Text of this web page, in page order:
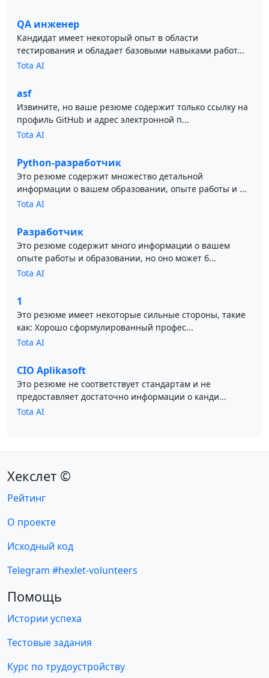
QA инженер
Кандидат имеет некоторый опыт в области
тестирования и обладает базовыми навыками работ...
Tota AI
asf
Извините, но ваше резюме содержит только ссылку на
профиль GitHub и адрес электронной п...
Tota AI
Python-разработчик
Это резюме содержит множество детальной
информации о вашем образовании, опыте работы и ...
Tota AI
Разработчик
Это резюме содержит много информации о вашем
опыте работы и образовании, но оно может б...
Tota AI
1
Это резюме имеет некоторые сильные стороны, такие
как: Хорошо сформулированный профес...
Tota AI
CIO Aplikasoft
Это резюме не соответствует стандартам и не
предоставляет достаточно информации о канди...
Tota AI
Хекслет ©
Рейтинг
О проекте
Исходный код
Telegram #hexlet-volunteers
Помощь
Истории успеха
Тестовые задания
Курс по трудоустройству